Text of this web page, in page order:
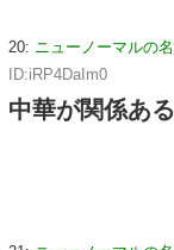
20: ニューノーマルの
ID:iRP4DaIm0
中華が関係あ